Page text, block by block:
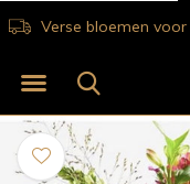
Verse bloemen